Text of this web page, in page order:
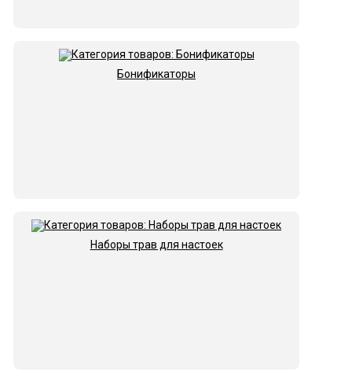
Бонификаторы
Наборы трав для настоек